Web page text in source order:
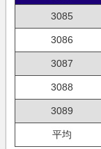
3085
3086
3087
3088
3089
平均